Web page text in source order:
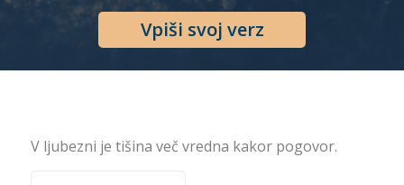
Vpiši svoj verz
V ljubezni je tišina več vredna kakor pogovor.